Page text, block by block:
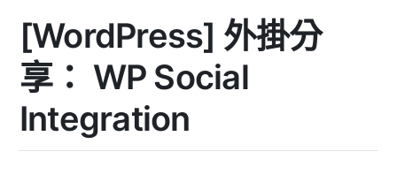
[WordPress] 外掛分
享： WP Social
Integration